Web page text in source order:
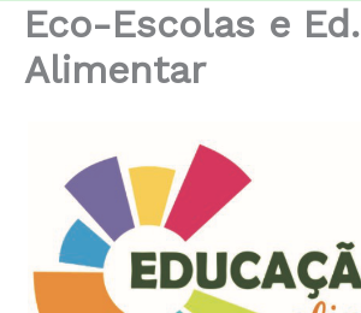
Eco-Escolas e Ed.
Alimentar